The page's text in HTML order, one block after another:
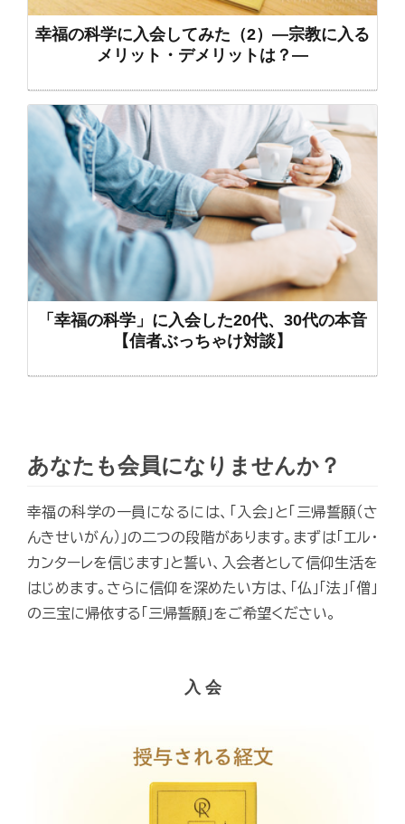
幸福の科学に入会してみた（2）―宗教に入る
メリット・デメリットは？―
「幸福の科学」に入会した20代、30代の本音
【信者ぶっちゃけ対談】
あなたも会員になりませんか？
幸福の科学の一員になるには、「入会」と「三帰誓願（さ
んきせいがん）」の二つの段階があります。まずは「エル・
カンターレを信じます」と誓い、入会者として信仰生活を
はじめます。さらに信仰を深めたい方は、「仏」「法」「僧」
の三宝に帰依する「三帰誓願」をご希望ください。
入 会